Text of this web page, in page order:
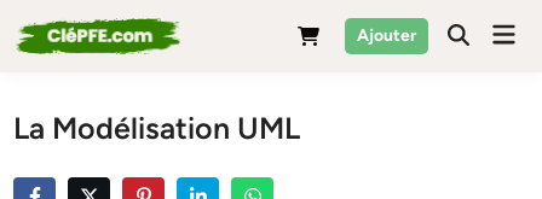
to
Ajouter
La Modélisation UML